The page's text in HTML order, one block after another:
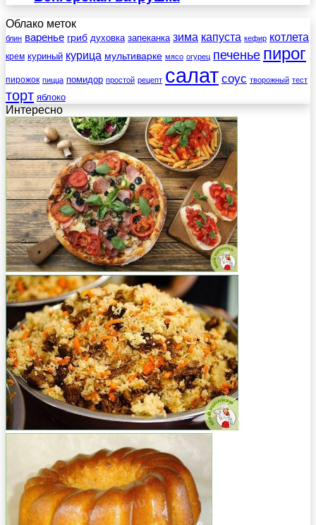
Облако меток
блин варенье гриб духовка запеканка зима капуста кефир котлета
крем куриный курица мультиварке мясо огурец печенье пирог
пирожок пицца помидор простой рецепт салат соус творожный тест
торт яблоко
Интересно